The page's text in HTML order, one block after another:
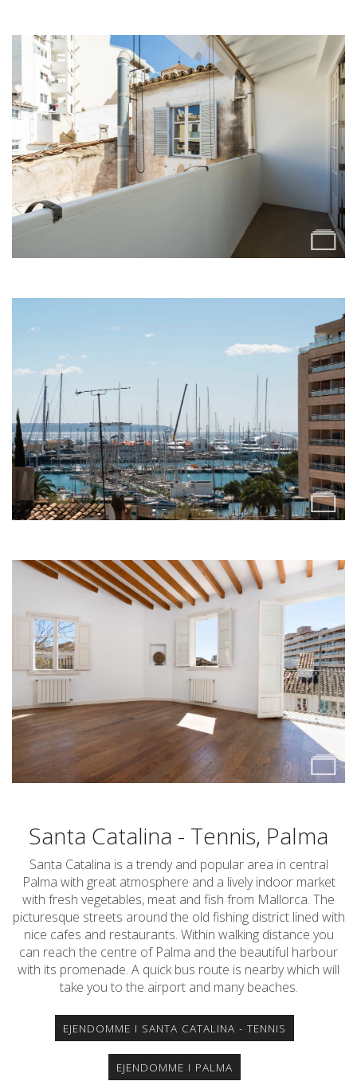
Santa Catalina - Tennis, Palma
Santa Catalina is a trendy and popular area in central
Palma with great atmosphere and a lively indoor market
with fresh vegetables, meat and fish from Mallorca. The
picturesque streets around the old fishing district lined with
nice cafes and restaurants. Within walking distance you
can reach the centre of Palma and the beautiful harbour
with its promenade. A quick bus route is nearby which will
take you to the airport and many beaches.
EJENDOMME I SANTA CATALINA - TENNIS
EJENDOMME I PALMA